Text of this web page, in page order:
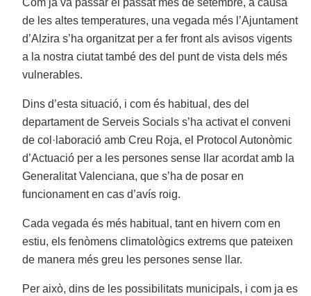
Com ja va passar el passat més de setembre, a causa
de les altes temperatures, una vegada més l’Ajuntament
d’Alzira s’ha organitzat per a fer front als avisos vigents
a la nostra ciutat també des del punt de vista dels més
vulnerables.
Dins d’esta situació, i com és habitual, des del
departament de Serveis Socials s’ha activat el conveni
de col·laboració amb Creu Roja, el Protocol Autonòmic
d’Actuació per a les persones sense llar acordat amb la
Generalitat Valenciana, que s’ha de posar en
funcionament en cas d’avís roig.
Cada vegada és més habitual, tant en hivern com en
estiu, els fenòmens climatològics extrems que pateixen
de manera més greu les persones sense llar.
Per això, dins de les possibilitats municipals, i com ja es